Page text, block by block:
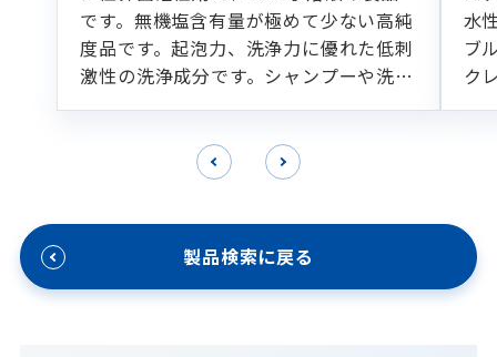
です。無機塩含有量が極めて少ない高純
度品です。起泡力、洗浄力に優れた低刺
激性の洗浄成分です。シャンプーや洗顔
フォームなどの各種洗浄製剤に適してい
水
ブ
ク
製品検索に戻る